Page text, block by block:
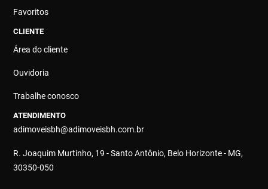
Favoritos
CLIENTE
Área do cliente
Ouvidoria
Trabalhe conosco
ATENDIMENTO
adimoveisbh@adimoveisbh.com.br
R. Joaquim Murtinho, 19 - Santo Antônio, Belo Horizonte - MG,
30350-050